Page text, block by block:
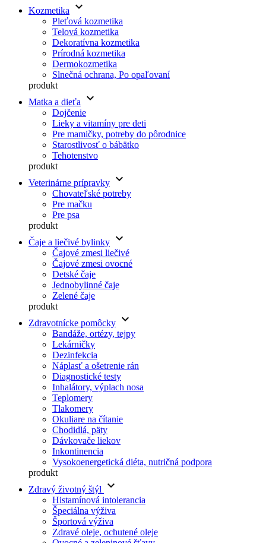
Kozmetika
keyboard_arrow_down
Pleťová kozmetika
Telová kozmetika
Dekoratívna kozmetika
Prírodná kozmetika
Dermokozmetika
Slnečná ochrana, Po opaľovaní
produkt
Matka a dieťa
keyboard_arrow_down
Dojčenie
Lieky a vitamíny pre deti
Pre mamičky, potreby do pôrodnice
Starostlivosť o bábätko
Tehotenstvo
produkt
Veterinárne prípravky keyboard_arrow_down
Chovateľské potreby
Pre mačku
Pre psa
produkt
Čaje a liečivé bylinky keyboard_arrow_down
Čajové zmesi liečivé
Čajové zmesi ovocné
Detské čaje
Jednobylinné čaje
Zelené čaje
produkt
Zdravotnícke pomôcky keyboard_arrow_down
Bandáže, ortézy, tejpy
Lekárničky
Dezinfekcia
Náplasť a ošetrenie rán
Diagnostické testy
Inhalátory, výplach nosa
Teplomery
Tlakomery
Okuliare na čítanie
Chodidlá, päty
Dávkovače liekov
Inkontinencia
Vysokoenergetická diéta, nutričná podpora
produkt
Zdravý životný štýl
keyboard_arrow_down
Histamínová intolerancia
Špeciálna výživa
Športová výživa
Zdravé oleje, ochutené oleje